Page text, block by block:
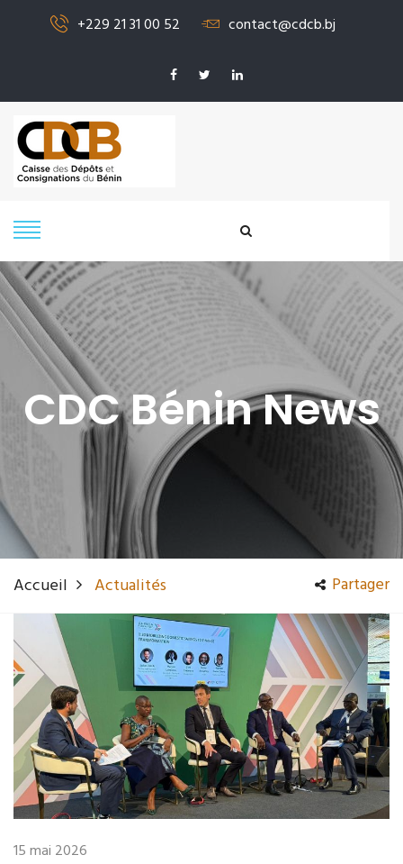
+229 21 31 00 52 contact@cdcb.bj
CDC Bénin News
Accueil Actualités Partager
15 mai 2026